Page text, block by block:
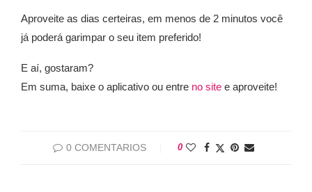
Aproveite as dias certeiras, em menos de 2 minutos você
já poderá garimpar o seu item preferido!
E aí, gostaram?
Em suma, baixe o aplicativo ou entre no site e aproveite!
0 COMENTARIOS 0